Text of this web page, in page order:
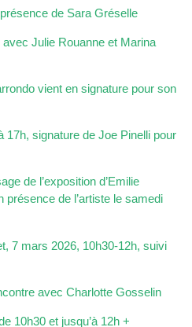
de Sara Gréselle
Julie Rouanne et Marina
vient en signature pour son
17h, signature de Joe Pinelli pour
de l’exposition d’Emilie
présence de l’artiste le samedi
7 mars 2026, 10h30-12h, suivi
avec Charlotte Gosselin
10h30 et jusqu’à 12h +